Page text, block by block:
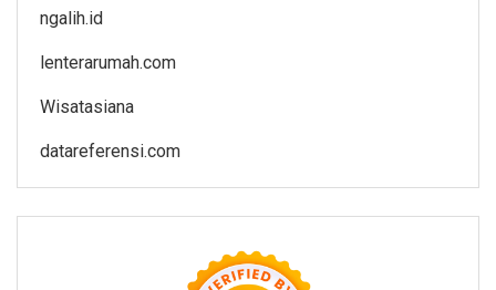
ngalih.id
lenterarumah.com
Wisatasiana
datareferensi.com